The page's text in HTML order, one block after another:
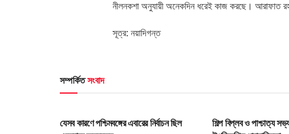
নীলনকশা অনুযায়ী অনেকদিন ধরেই কাজ করছে। আরাফাত
সূত্র: নয়াদিগন্ত
সম্পর্কিতসংবাদ
যেসব কারণে পশ্চিমবঙ্গের এবারের নির্বাচন ছিল
শিল্প বিপ্লব ও পাশ্চাত্য